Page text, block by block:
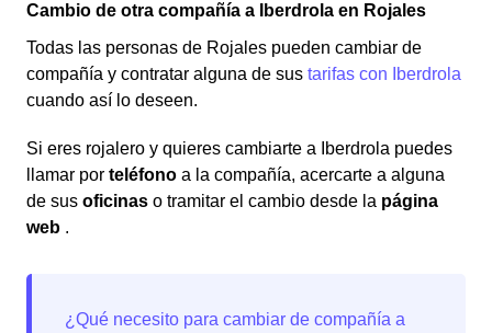
Cambio de otra compañía a Iberdrola en Rojales
Todas las personas de Rojales pueden cambiar de
compañía y contratar alguna de sus tarifas con Iberdrola
cuando así lo deseen.
Si eres rojalero y quieres cambiarte a Iberdrola puedes
llamar por teléfono a la compañía, acercarte a alguna
de sus oficinas o tramitar el cambio desde la página
web .